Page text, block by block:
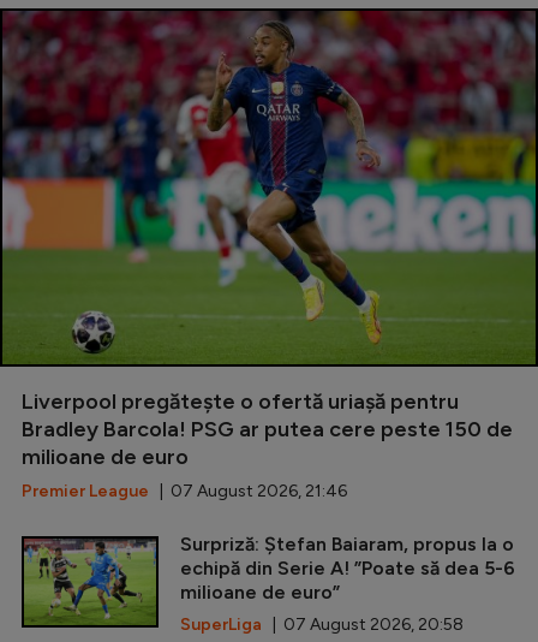
Liverpool pregătește o ofertă uriașă pentru
Bradley Barcola! PSG ar putea cere peste 150 de
milioane de euro
Premier League | 07 August 2026, 21:46
Surpriză: Ștefan Baiaram, propus la o
echipă din Serie A! ”Poate să dea 5-6
milioane de euro”
SuperLiga | 07 August 2026, 20:58